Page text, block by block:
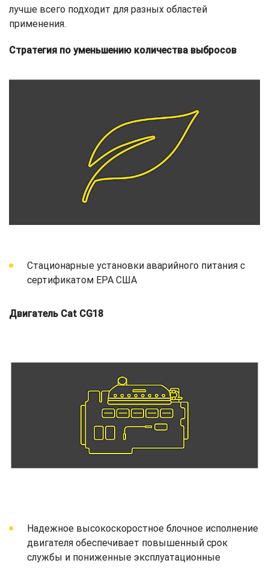
лучше всего подходит для разных областей
применения.
Стратегия по уменьшению количества выбросов
Стационарные установки аварийного питания с
сертификатом EPA США
Двигатель Cat CG18
Надежное высокоскоростное блочное исполнение
двигателя обеспечивает повышенный срок
службы и пониженные эксплуатационные